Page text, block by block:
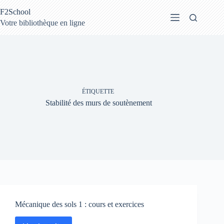
au
contenu
F2School
Votre bibliothèque en ligne
ÉTIQUETTE
Stabilité des murs de soutènement
Mécanique des sols 1 : cours et exercices